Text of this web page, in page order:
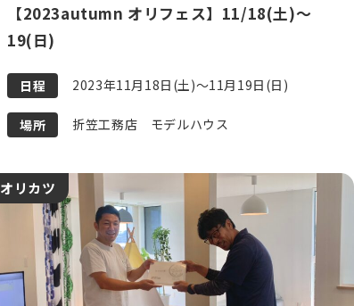
【2023autumn オリフェス】11/18(土)～
19(日)
日程 2023年11月18日(土)～11月19日(日)
場所 折笠工務店 モデルハウス
オリカツ